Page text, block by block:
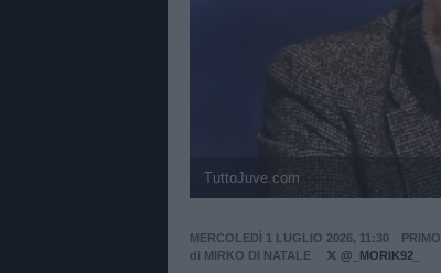
TuttoJuve.com
MERCOLEDÌ 1 LUGLIO 2026, 11:30
di MIRKO DI NATALE @_MORIK92_